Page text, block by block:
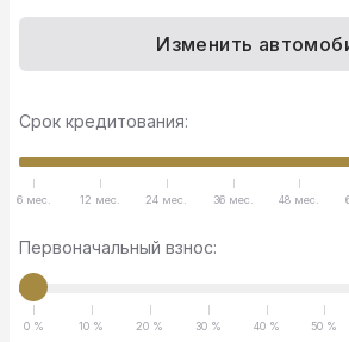
Изменить
Срок кредитования:
6 мес. 12 мес. 24 мес. 36 мес. 48 мес.
Первоначальный взнос:
0 % 10 % 20 % 30 % 40 % 50 %